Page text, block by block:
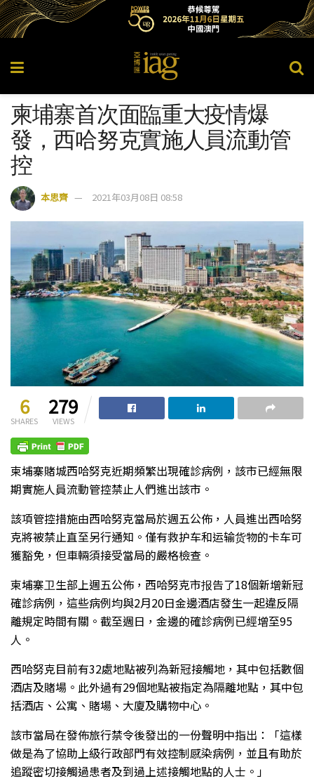
柬埔寨首次面臨重大疫情爆
發，西哈努克實施人員流動管
控
本思齊 2021年03月08日 08:58
6
SHARES
279
VIEWS
柬埔寨賭城西哈努克近期頻繁出現確診病例，該市已經無限
期實施人員流動管控禁止人們進出該市。
該項管控措施由西哈努克當局於週五公佈，人員進出西哈努
克將被禁止直至另行通知。僅有救护车和运输货物的卡车可
獲豁免，但車輛須接受當局的嚴格檢查。
柬埔寨卫生部上週五公佈，西哈努克市报告了18個新增新冠
確診病例，這些病例均與2月20日金邊酒店發生一起違反隔
離規定時間有關。截至週日，金邊的確診病例已經增至95
人。
西哈努克目前有32處地點被列為新冠接觸地，其中包括數個
酒店及賭場。此外過有29個地點被指定為隔離地點，其中包
括酒店、公寓、賭場、大廈及購物中心。
該市當局在發佈旅行禁令後發出的一份聲明中指出：「這樣
做是為了協助上級行政部門有效控制感染病例，並且有助於
追蹤密切接觸過患者及到過上述接觸地點的人士。」